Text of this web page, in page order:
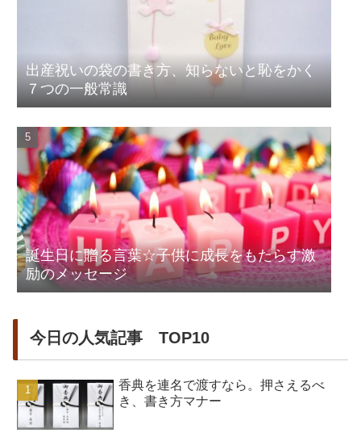
出産祝いの袋の書き方、知らないと恥をかく
７つの一般常識
誕生日に贈る言葉☆子供に成長をもたらす激
励のメッセージ
今日の人気記事 TOP10
香典を連名で渡すなら。押さえるべ
き、書き方マナー